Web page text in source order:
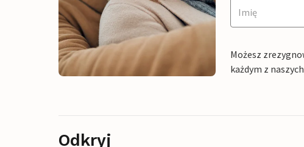
Możesz
każdym z
Odkryj